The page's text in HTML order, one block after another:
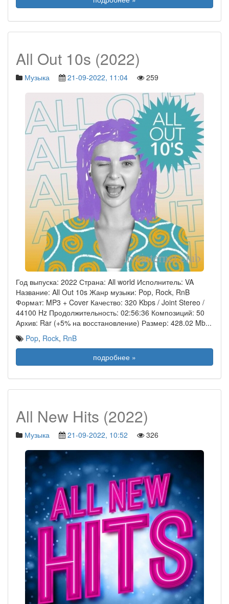
All Out 10s (2022)
Музыка 21-09-2022, 11:04 259
Год выпуска: 2022 Страна: All world Исполнитель: VA
Название: All Out 10s Жанр музыки: Pop, Rock, RnB
Формат: MP3 + Cover Качество: 320 Kbps / Joint Stereo /
44100 Hz Продолжительность: 02:56:36 Композиций: 50
Архив: Rar (+5% на восстановление) Размер: 428.02 Mb...
Pop, Rock, RnB
подробнее »
All New Hits (2022)
Музыка 21-09-2022, 10:52 326